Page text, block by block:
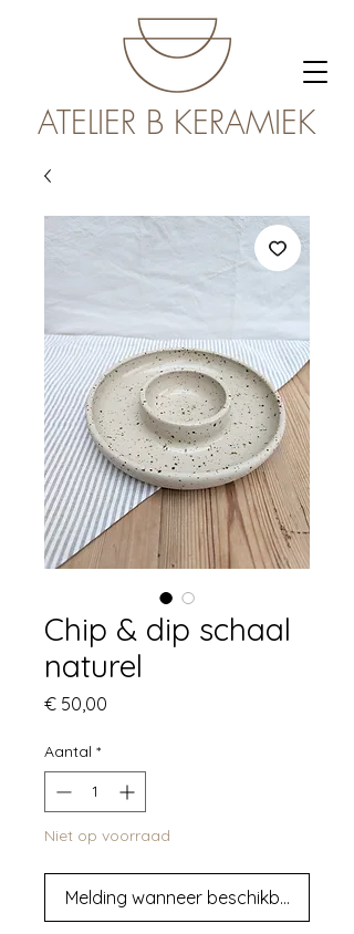
ATELIER B KERAMIEK
Chip & dip schaal
naturel
€ 50,00
Aantal *
Niet op voorraad
Melding wanneer beschikbaar